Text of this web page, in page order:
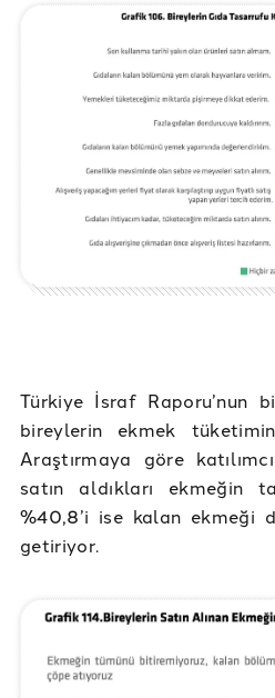
Türkiye İsraf Raporu’nun
bireylerin ekmek
Araştırmaya göre
satın aldıkları ekmeğin
%40,8’i ise kalan ekmeği
getiriyor.